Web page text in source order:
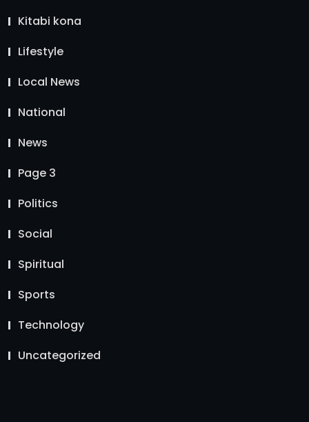
Kitabi kona
Lifestyle
Local News
National
News
Page 3
Politics
Social
Spiritual
Sports
Technology
Uncategorized